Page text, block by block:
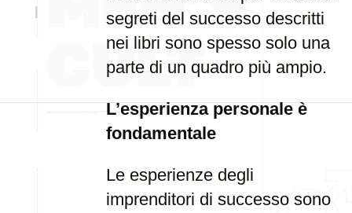
segreti del successo descritti
nei libri sono spesso solo una
parte di un quadro più ampio.
L’esperienza personale è
fondamentale
Le esperienze degli
imprenditori di successo sono